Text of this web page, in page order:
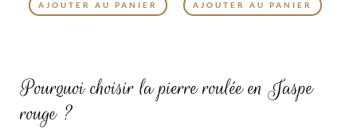
AJOUTER AU PANIER AJOUTER AU PANIER
Pourquoi choisir la pierre roulée en Jaspe
rouge ?